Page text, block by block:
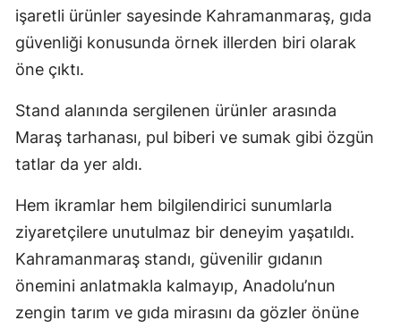
işaretli ürünler sayesinde Kahramanmaraş, gıda
güvenliği konusunda örnek illerden biri olarak
öne çıktı.
Stand alanında sergilenen ürünler arasında
Maraş tarhanası, pul biberi ve sumak gibi özgün
tatlar da yer aldı.
Hem ikramlar hem bilgilendirici sunumlarla
ziyaretçilere unutulmaz bir deneyim yaşatıldı.
Kahramanmaraş standı, güvenilir gıdanın
önemini anlatmakla kalmayıp, Anadolu’nun
zengin tarım ve gıda mirasını da gözler önüne